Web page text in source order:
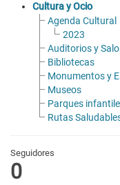
Cultura y Ocio
Agenda Cultural
2023
Auditorios y
Bibliotecas
Monumentos y
Museos
Parques
Rutas
Seguidores
0